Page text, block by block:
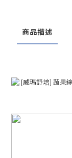
商品描述